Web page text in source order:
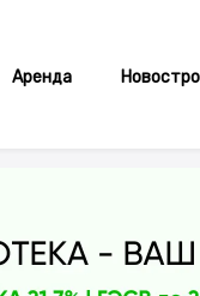
Аренда